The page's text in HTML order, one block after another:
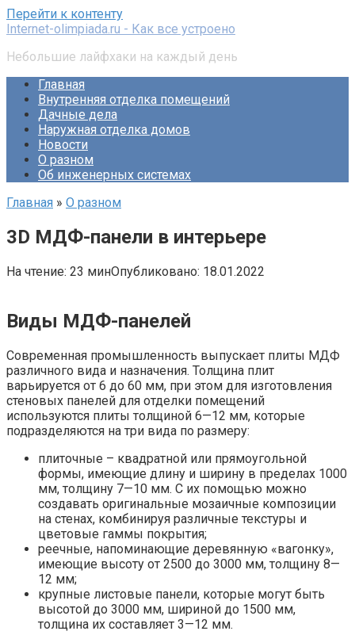
Перейти к контенту
Internet-olimpiada.ru - Как все устроено
Небольшие лайфхаки на каждый день
Главная
Внутренняя отделка помещений
Дачные дела
Наружная отделка домов
Новости
О разном
Об инженерных системах
Главная » О разном
3D МДФ-панели в интерьере
На чтение: 23 минОпубликовано: 18.01.2022
Виды МДФ-панелей
Современная промышленность выпускает плиты МДФ
различного вида и назначения. Толщина плит
варьируется от 6 до 60 мм, при этом для изготовления
стеновых панелей для отделки помещений
используются плиты толщиной 6—12 мм, которые
подразделяются на три вида по размеру:
плиточные – квадратной или прямоугольной
формы, имеющие длину и ширину в пределах 1000
мм, толщину 7—10 мм. С их помощью можно
создавать оригинальные мозаичные композиции
на стенах, комбинируя различные текстуры и
цветовые гаммы покрытия;
реечные, напоминающие деревянную «вагонку»,
имеющие высоту от 2500 до 3000 мм, толщину 8—
12 мм;
крупные листовые панели, которые могут быть
высотой до 3000 мм, шириной до 1500 мм,
толщина их составляет 3—12 мм.